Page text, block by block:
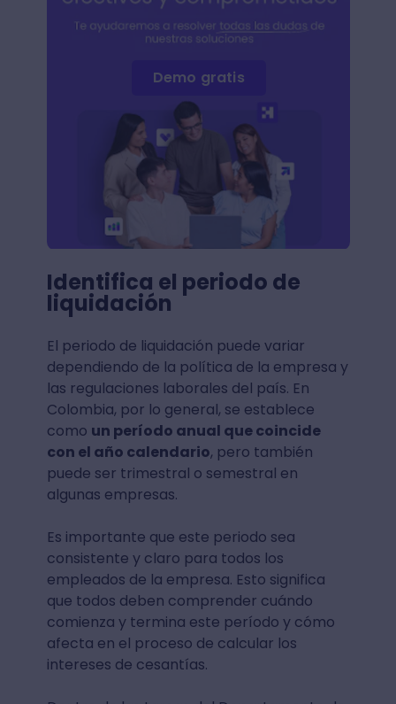
Demo gratis
Identifica el periodo de
liquidación
El periodo de liquidación puede variar
dependiendo de la política de la empresa y
las regulaciones laborales del país. En
Colombia, por lo general, se establece
como un período anual que coincide
con el año calendario, pero también
puede ser trimestral o semestral en
algunas empresas.
Es importante que este periodo sea
consistente y claro para todos los
empleados de la empresa. Esto significa
que todos deben comprender cuándo
comienza y termina este período y cómo
afecta en el proceso de calcular los
intereses de cesantías.